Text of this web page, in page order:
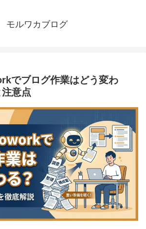
モルワカブログ
でブログ作業はどう変わ
意点